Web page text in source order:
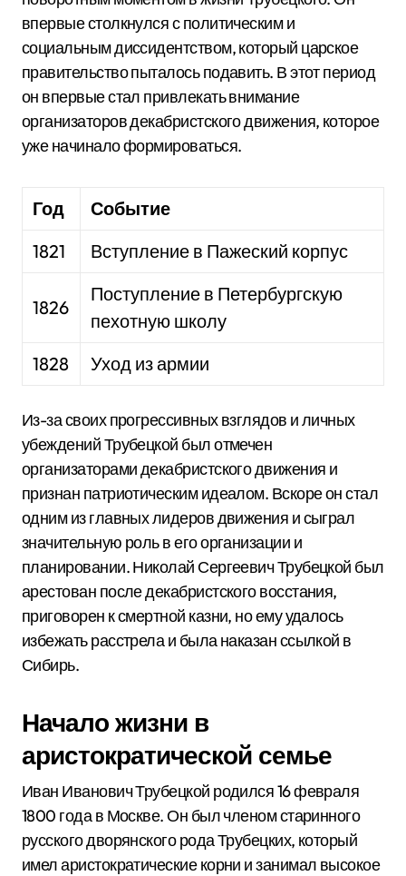
впервые столкнулся с политическим и
социальным диссидентством, который царское
правительство пыталось подавить. В этот период
он впервые стал привлекать внимание
организаторов декабристского движения, которое
уже начинало формироваться.
Год
Событие
1821
Вступление в Пажеский корпус
1826
Поступление в Петербургскую
пехотную школу
1828
Уход из армии
Из-за своих прогрессивных взглядов и личных
убеждений Трубецкой был отмечен
организаторами декабристского движения и
признан патриотическим идеалом. Вскоре он стал
одним из главных лидеров движения и сыграл
значительную роль в его организации и
планировании. Николай Сергеевич Трубецкой был
арестован после декабристского восстания,
приговорен к смертной казни, но ему удалось
избежать расстрела и была наказан ссылкой в
Сибирь.
Начало жизни в
аристократической семье
Иван Иванович Трубецкой родился 16 февраля
1800 года в Москве. Он был членом старинного
русского дворянского рода Трубецких, который
имел аристократические корни и занимал высокое